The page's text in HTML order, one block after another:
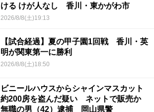
ける けが人なし 香川・東かがわ市
2026/8/8(土)19:13
【試合経過】夏の甲子園1回戦 香川・英
明が関東第一に勝利
2026/8/8(土)18:50
ビニールハウスからシャインマスカット
約200房を盗んだ疑い ネットで販売か
無職の男（42）逮捕 岡山県警